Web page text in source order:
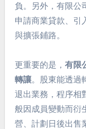
負。另外，有限公
申請商業貸款、引
與擴張鋪路。
更重要的是， 有限
轉讓。股東能透過
退出業務，程序相
般因成員變動而衍
營、計劃日後出售